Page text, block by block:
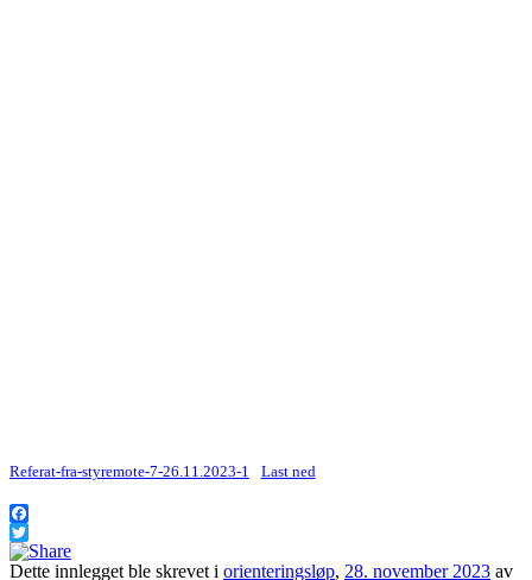
Referat-fra-styremote-7-26.11.2023-1 Last ned
Facebook
Twitter
Dette innlegget ble skrevet i orienteringsløp, 28. november 2023 av